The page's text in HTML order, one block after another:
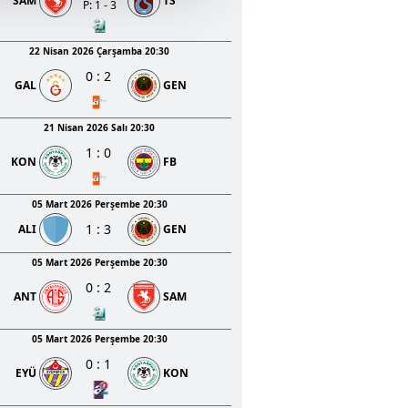
ve sizlere yönelik
detaylı bilgi için Ayarlar
ve sitemizde ilgili
P: 1 - 3
22 Nisan 2026 Çarşamba 20:30
GAL
0 : 2
GEN
21 Nisan 2026 Salı 20:30
KON
1 :0
FB
05 Mart 2026 Perşembe 20:30
ALI 1 :3 GEN
05 Mart 2026 Perşembe 20:30
ANT
0 : 2
SAM
05 Mart 2026 Perşembe 20:30
EYÜ
0 : 1
KON